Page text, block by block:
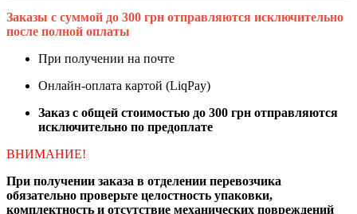
Заказы с суммой до 300 грн отправляются исключительно
после полной оплаты
При получении на почте
Онлайн-оплата картой (LiqPay)
Заказ с общей стоимостью до 300 грн отправляются
исключительно по предоплате
ВНИМАНИЕ!
При получении заказа в отделении перевозчика
обязательно проверьте целостность упаковки,
комплектность и отсутствие механических повреждений